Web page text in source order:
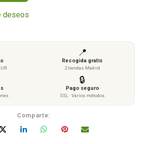
deseos
📍
Recogida gratis
2 tiendas Madrid
🔒
Pago seguro
SSL · Varios métodos
Comparte: